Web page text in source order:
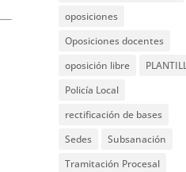
oposiciones
Oposiciones docentes
oposición libre
Policía Local
rectificación de bases
Sedes
Subsanación
Tramitación Procesal